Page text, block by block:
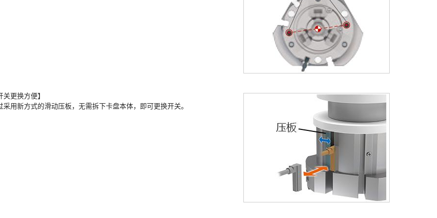
关更换方便】
采用新方式的滑动压板，无需拆下卡盘本体，即可更换开关。